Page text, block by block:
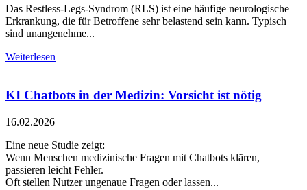
Das Restless-Legs-Syndrom (RLS) ist eine häufige neurologische
Erkrankung, die für Betroffene sehr belastend sein kann. Typisch
sind unangenehme...
Weiterlesen
KI Chatbots in der Medizin: Vorsicht ist nötig
16.02.2026
Eine neue Studie zeigt:
Wenn Menschen medizinische Fragen mit Chatbots klären,
passieren leicht Fehler.
Oft stellen Nutzer ungenaue Fragen oder lassen...